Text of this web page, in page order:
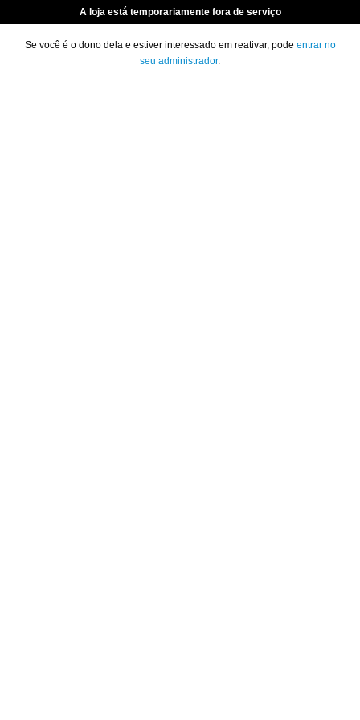
A loja está temporariamente fora de serviço
Se você é o dono dela e estiver interessado em reativar, pode entrar no
seu administrador.